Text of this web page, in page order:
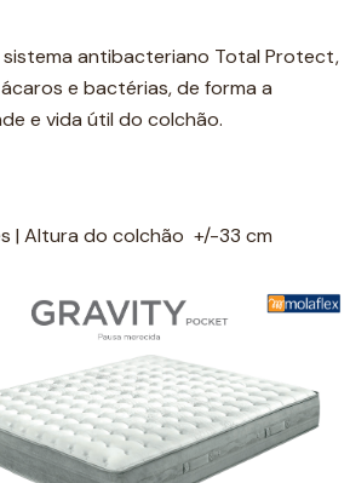
sistema antibacteriano Total Protect,
e bactérias, de forma a
e vida útil do colchão.
| Altura do colchão +/-33 cm